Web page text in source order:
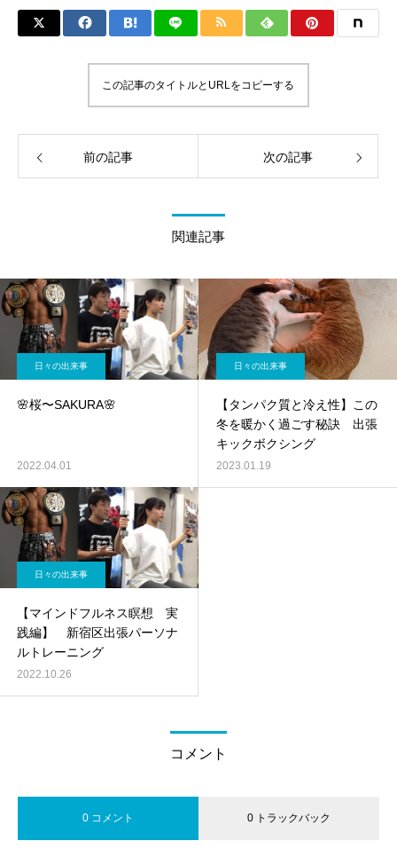
この記事のタイトルとURLをコピーする
前の記事 次の記事
関連記事
日々の出来事
🌸桜〜SAKURA🌸
2022.04.01
日々の出来事
【タンパク質と冷え性】この
冬を暖かく過ごす秘訣 出張
キックボクシング
2023.01.19
日々の出来事
【マインドフルネス瞑想 実
践編】 新宿区出張パーソナ
ルトレーニング
2022.10.26
コメント
0 コメント 0 トラックバック